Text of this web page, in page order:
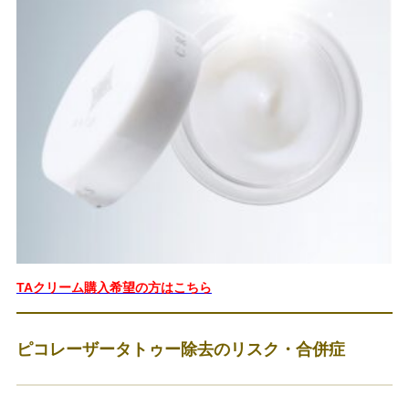
TAクリーム購入希望の方はこちら
ピコレーザータトゥー除去のリスク・合併症